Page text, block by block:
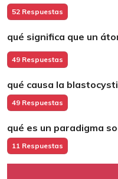
52 Respuestas
qué significa que un
49 Respuestas
qué causa la
49 Respuestas
qué es un paradigma
11 Respuestas